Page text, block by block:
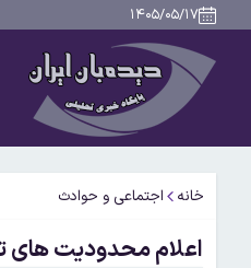
۱۴۰۵/۰۵/۱۷
خانه اجتماعی و حوادث
اعلام محدودیت های